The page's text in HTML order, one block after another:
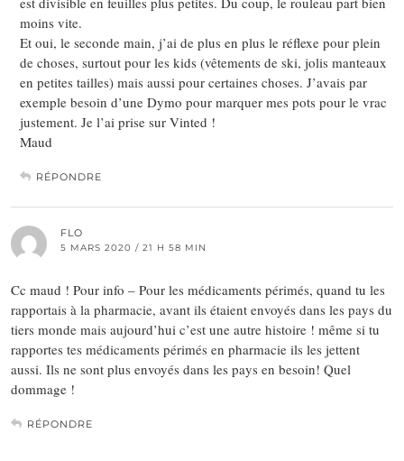
moins vite.
Et oui, le seconde main, j’ai de plus en plus le réflexe pour plein
de choses, surtout pour les kids (vêtements de ski, jolis manteaux
en petites tailles) mais aussi pour certaines choses. J’avais par
exemple besoin d’une Dymo pour marquer mes pots pour le vrac
justement. Je l’ai prise sur Vinted !
Maud
RÉPONDRE
FLO
5 MARS 2020 / 21 H 58 MIN
Cc maud ! Pour info – Pour les médicaments périmés, quand tu les
rapportais à la pharmacie, avant ils étaient envoyés dans les pays du
tiers monde mais aujourd’hui c’est une autre histoire ! même si tu
rapportes tes médicaments périmés en pharmacie ils les jettent
aussi. Ils ne sont plus envoyés dans les pays en besoin! Quel
dommage !
RÉPONDRE